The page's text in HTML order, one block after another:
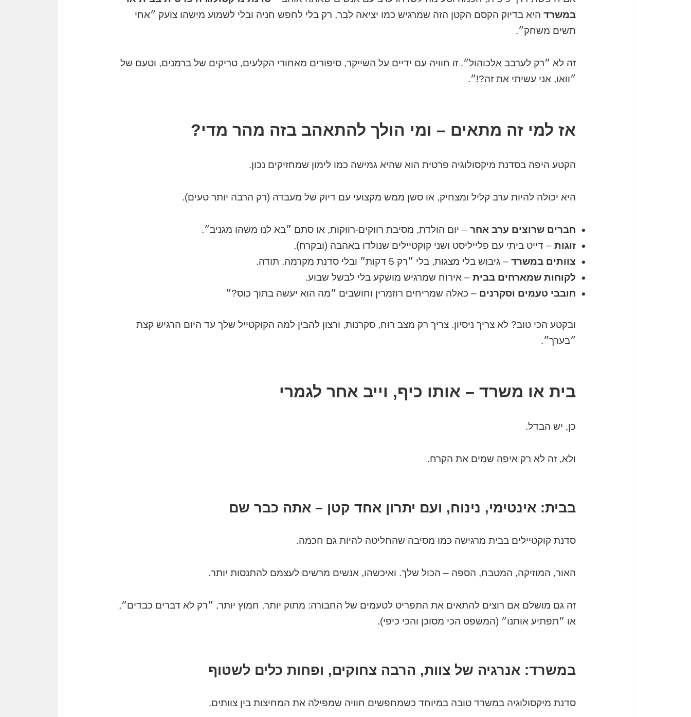
במשרדהיא בדיוק הקסם הקטן הזה שמרגיש כמו יציאה לבר, רק בלי לחפש חניה ובלי לשמוע מישהו צועק ״אחי
תשים משחק״.
זה לא ״רק לערבב אלכוהול״. זו חוויה עם ידיים על השייקר, סיפורים מאחורי הקלעים, טריקים של ברמנים, וטעם של
״וואו, אני עשיתי את זה?!״.
אז למי זה מתאים – ומי הולך להתאהב בזה מהר מדי?
הקטע היפה בסדנת מיקסולוגיה פרטית הוא שהיא גמישה כמו לימון שמחזיקים נכון.
היא יכולה להיות ערב קליל ומצחיק, או סשן ממש מקצועי עם דיוק של מעבדה (רק הרבה יותר טעים).
חברים שרוצים ערב אחר– יום הולדת, מסיבת רווקים-רווקות, או סתם ״בא לנו משהו מגניב״.
זוגות– דייט ביתי עם פלייליסט ושני קוקטיילים שנולדו באהבה (ובקרח).
צוותים במשרד– גיבוש בלי מצגות, בלי ״רק 5 דקות״ ובלי סדנת מקרמה. תודה.
לקוחות שמארחים בבית– אירוח שמרגיש מושקע בלי לבשל שבוע.
חובבי טעמים וסקרנים – כאלה שמריחים רוזמרין וחושבים ״מה הוא יעשה בתוך כוס?״
ובקטע הכי טוב? לא צריך ניסיון. צריך רק מצב רוח, סקרנות, ורצון להבין למה הקוקטייל שלך עד היום הרגיש קצת
״בערך״.
בית או משרד – אותו כיף, וייב אחר לגמרי
כן, יש הבדל.
ולא, זה לא רק איפה שמים את הקרח.
בבית: אינטימי, נינוח, ועם יתרון אחד קטן – אתה כבר שם
סדנת קוקטיילים בבית מרגישה כמו מסיבה שהחליטה להיות גם חכמה.
האור, המוזיקה, המטבח, הספה – הכול שלך. ואיכשהו, אנשים מרשים לעצמם להתנסות יותר.
זה גם מושלם אם רוצים להתאים את התפריט לטעמים של החבורה: מתוק יותר, חמוץ יותר, ״רק לא דברים כבדים״,
או ״תפתיע אותנו״ (המשפט הכי מסוכן והכי כיפי).
במשרד: אנרגיה של צוות, הרבה צחוקים, ופחות כלים לשטוף
סדנת מיקסולוגיה במשרד טובה במיוחד כשמחפשים חוויה שמפילה את המחיצות בין צוותים.